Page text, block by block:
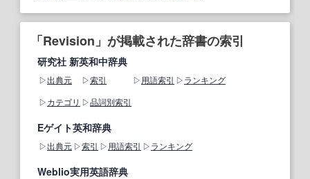
「Revision」が掲載された辞書の索引
研究社 新英和中辞典
出典元 索引 用語索引
ランキング
カテゴリ
品詞別索引
Eゲイト英和辞典
出典元 索引 用語索引 ランキング
Weblio実用英語辞典